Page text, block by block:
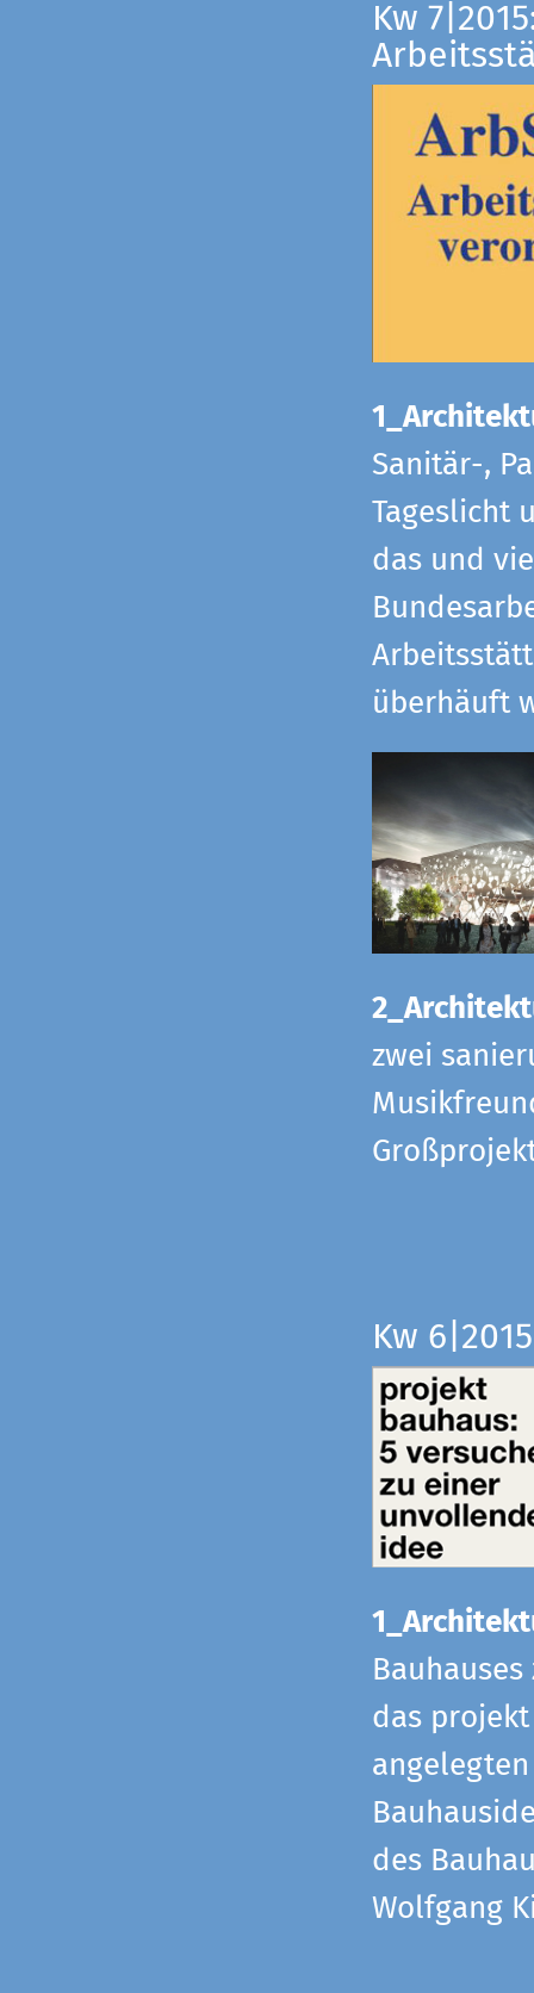
Kw
Sanitär-,
Tageslicht
das und
überhäuft
zwei
Kw
das
des
Wolfgang